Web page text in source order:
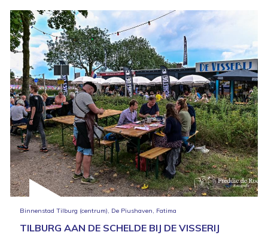
Binnenstad Tilburg (centrum), De Piushaven, Fatima
TILBURG AAN DE SCHELDE BIJ DE VISSERIJ